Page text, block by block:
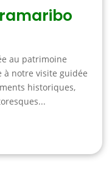
au patrimoine
à notre visite guidée
historiques,